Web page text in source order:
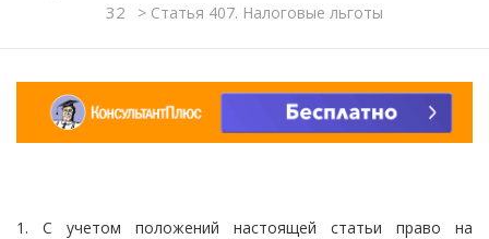
32
> Статья 407. Налоговые льготы
1. С учетом положений настоящей статьи право на